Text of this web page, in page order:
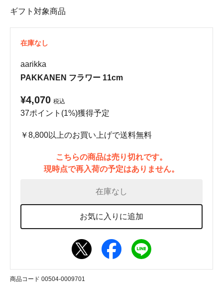
ギフト対象商品
在庫なし
aarikka
PAKKANEN フラワー 11cm
¥4,070 税込
37ポイント(1%)獲得予定
￥8,800以上のお買い上げで送料無料
こちらの商品は売り切れです。
現時点で再入荷の予定はありません。
在庫なし
お気に入りに追加
商品コード 00504-0009701